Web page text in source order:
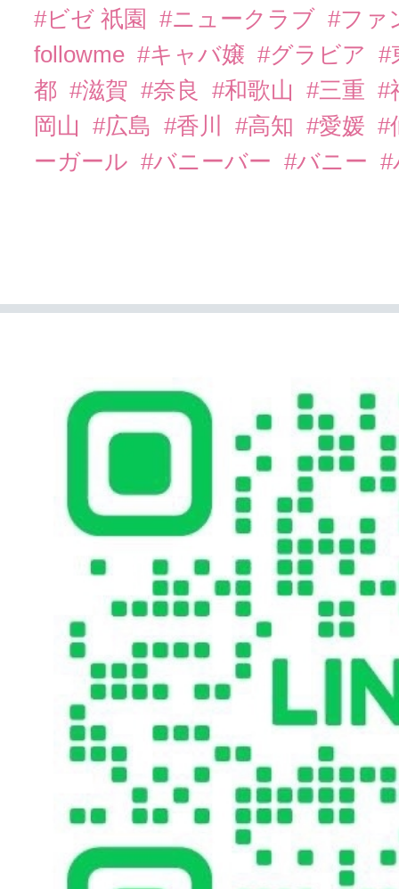
#ビゼ 祇園 #ニュークラブ #ファ
followme #キャバ嬢 #グラビア
#
都 #滋賀 #奈良 #和歌山 #三重 #
岡山
#広島 #香川 #高知 #愛媛 #
ーガール #バニーバー #バニー #